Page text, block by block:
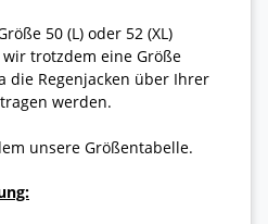
50 (L) oder 52 (XL)
trotzdem eine Größe
die Regenjacken über Ihrer
werden.
unsere Größentabelle.